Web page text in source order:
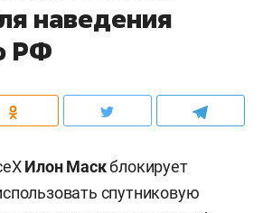
наведения
РФ
Илон Маскблокирует
спутниковую